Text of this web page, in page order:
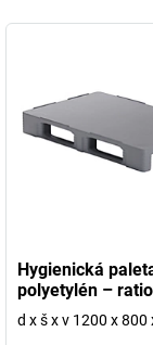
Hygienická
polyetylén –
d x š x v 1200 x 800